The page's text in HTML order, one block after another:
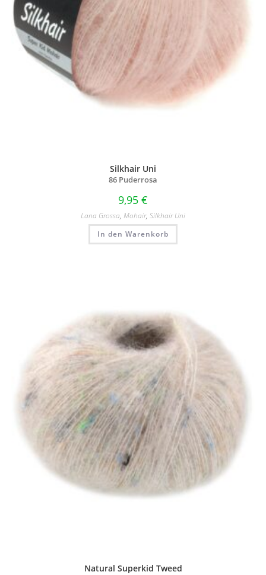
Silkhair Uni
86 Puderrosa
9,95 €
Lana Grossa, Mohair, Silkhair Uni
In den Warenkorb
Natural Superkid Tweed